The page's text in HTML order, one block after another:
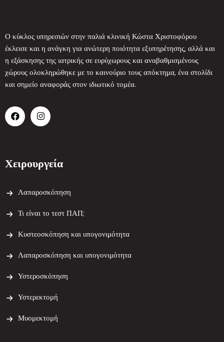
Ο κύκλος υπηρεσιών στην παλιά κλινική Κώστα Χριστοφόρου
έκλεισε και η ανάγκη για ανώτερη ποιότητα εξυπηρέτησης, αλλά και
η εξάσκησης της ιατρικής σε ευρύχωρους και αναβαθμισμένους
χώρους ολοκληρώθηκε με το καινούριο τους απόκτημα, ένα στολίδι
και σημείο αναφοράς στον ιδιωτικό τομέα.
Χειρουργεία
Λαπαροσκόπηση
Τι είναι το τεστ ΠΑΠ;
Κυστεοσκόπηση και υπογονιμότητα
Λαπαροσκόπηση και υπογονιμότητα
Υστεροσκόπηση
Υστερεκτομή
Μυομεκτομή